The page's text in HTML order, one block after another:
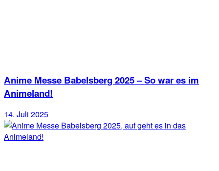
Anime Messe Babelsberg 2025 – So war es im
Animeland!
14. Juli 2025